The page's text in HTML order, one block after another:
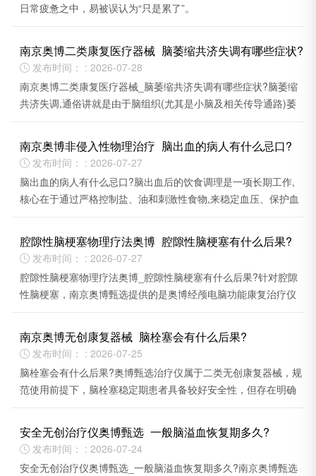
日常疲惫之中，易被误认为“只是累了”。
南京奥博二类康复医疗器械_脑萎缩共济失调有哪些症状?
 发布时间： : 2026-07-28
南京奥博二类康复医疗器械_脑萎缩共济失调有哪些症状?脑萎缩
共济失调,通俗讲就是由于脑组织(尤其是小脑及相关传导通路)萎
南京奥博非侵入性物理治疗_脑出血的病人有什么忌口?
 发布时间： : 2026-07-27
脑出血的病人有什么忌口?脑出血后的饮食调理是一项长期工作,
核心在于通过严格控制盐、油和刺激性食物,来稳定血压、保护血
腔隙性脑梗塞物理疗法奥博_腔隙性脑梗塞有什么后果?
 发布时间： : 2026-07-27
腔隙性脑梗塞物理疗法奥博_腔隙性脑梗塞有什么后果?针对腔隙
性脑梗塞，南京奥博甄选提供的是奥博经颅电脑功能康复治疗仪
南京奥博无创康复器械_脑栓塞会有什么后果?
 发布时间： : 2026-07-25
脑栓塞会有什么后果?奥博甄选治疗仪属于二类无创康复器械，规
范使用前提下，脑栓塞稳定期患者具备较好安全性，但存在明确
安全无创治疗仪奥博甄选_一般脑溢血恢复期多久?
 发布时间： : 2026-07-24
安全无创治疗仪奥博甄选_一般脑溢血恢复期多久?南京奥博甄选